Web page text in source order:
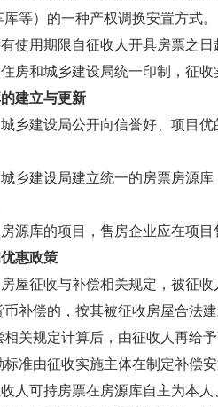
等）的一种产权调换安置方式。
使用期限自征收人开具房票之日
房和城乡建设局统一印制，征收
建立与更新
乡建设局公开向信誉好、项目
乡建设局建立统一的房票房源库
源库的项目，售房企业应在项目
惠政策
屋征收与补偿相关规定，被征收
补偿的，按其被征收房屋合法
关规定计算后，由征收人再给
准由征收实施主体在制定补偿安
人可持房票在房源库自主为本人